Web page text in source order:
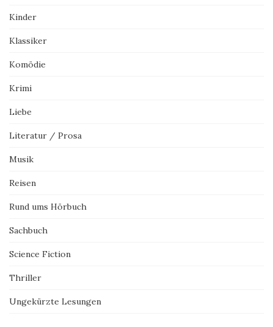
Kinder
Klassiker
Komödie
Krimi
Liebe
Literatur / Prosa
Musik
Reisen
Rund ums Hörbuch
Sachbuch
Science Fiction
Thriller
Ungekürzte Lesungen